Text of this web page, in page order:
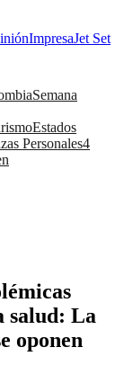
ImpresaJet Set
Semana
Estados
Personales4
salud: La
oponen